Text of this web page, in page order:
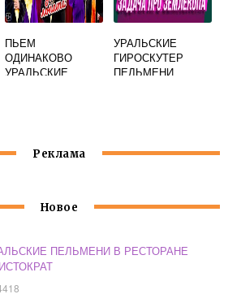
ПЬЕМ
ОДИНАКОВО
УРАЛЬСКИЕ
УРАЛЬСКИЕ
ГИРОСКУТЕР
ПЕЛЬМЕНИ
Реклама
Новое
ПЕЛЬМЕНИ В РЕСТОРАНЕ